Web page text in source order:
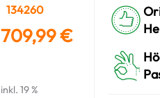
134260
709,99€
inkl. 19 %